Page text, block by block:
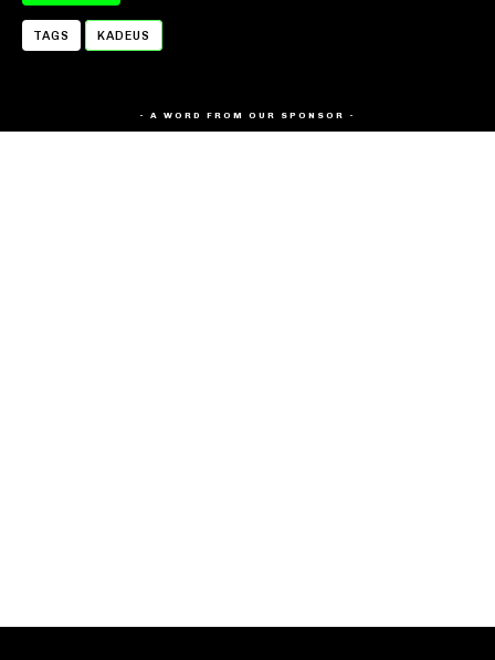
TAGS KADEUS
- A WORD FROM OUR SPONSOR -